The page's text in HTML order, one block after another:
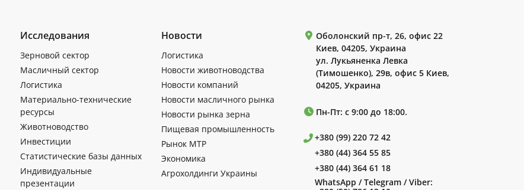
Исследования
Зерновой сектор
Масличный сектор
Логистика
Материально-технические
ресурсы
Животноводство
Инвестиции
Статистические базы данных
Индивидуальные
презентации
Новости
Логистика
Новости животноводства
Новости компаний
Новости масличного рынка
Новости рынка зерна
Пищевая промышленность
Рынок МТР
Экономика
Агрохолдинги Украины
Оболонский пр-т, 26, офис 22
Киев, 04205, Украина
ул. Лукьяненка Левка
(Тимошенко), 29в, офис 5 Киев,
04205, Украина
Пн-Пт: с 9:00 до 18:00.
+380 (99) 220 72 42
+380 (44) 364 55 85
+380 (44) 364 61 18
WhatsApp / Telegram / Viber: